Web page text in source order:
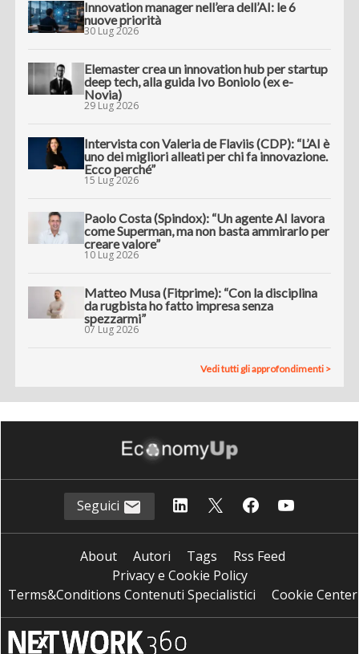
Innovation manager nell’era dell’AI: le 6
nuove priorità
30 Lug 2026
Elemaster crea un innovation hub per startup
deep tech, alla guida Ivo Boniolo (ex e-
Novia)
29 Lug 2026
Intervista con Valeria de Flaviis (CDP): “L’AI è
uno dei migliori alleati per chi fa innovazione.
Ecco perché”
15 Lug 2026
Paolo Costa (Spindox): “Un agente AI lavora
come Superman, ma non basta ammirarlo per
creare valore”
10 Lug 2026
Matteo Musa (Fitprime): “Con la disciplina
da rugbista ho fatto impresa senza
spezzarmi”
07 Lug 2026
Vedi tutti gli approfondimenti >
Seguici
About Autori Tags
Rss Feed
Privacy e Cookie Policy
Terms&Conditions Contenuti Specialistici
Cookie Center